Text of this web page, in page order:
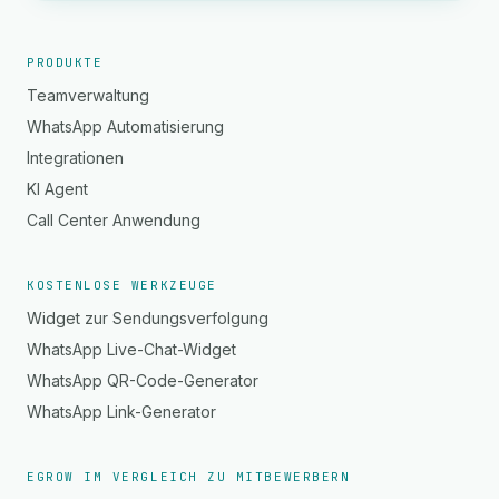
PRODUKTE
Teamverwaltung
WhatsApp Automatisierung
Integrationen
KI Agent
Call Center Anwendung
KOSTENLOSE WERKZEUGE
Widget zur Sendungsverfolgung
WhatsApp Live-Chat-Widget
WhatsApp QR-Code-Generator
WhatsApp Link-Generator
EGROW IM VERGLEICH ZU MITBEWERBERN